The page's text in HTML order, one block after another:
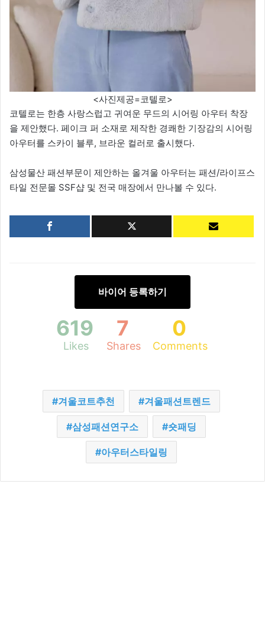
<사진제공=코텔로>
코텔로는 한층 사랑스럽고 귀여운 무드의 시어링 아우터 착장
을 제안했다. 페이크 퍼 소재로 제작한 경쾌한 기장감의 시어링
아우터를 스카이 블루, 브라운 컬러로 출시했다.
삼성물산 패션부문이 제안하는 올겨울 아우터는 패션/라이프스
타일 전문몰 SSF샵 및 전국 매장에서 만나볼 수 있다.
바이어 등록하기
619
Likes
7
Shares
0
Comments
겨울코트추천 겨울패션트렌드
삼성패션연구소 숏패딩
아우터스타일링